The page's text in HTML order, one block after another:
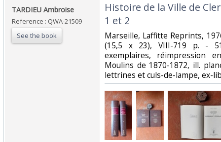
‎TARDIEU Ambroise ‎
Reference : QWA-21509
See the book
‎Histoire de la Ville de
1 et 2 ‎
‎Marseille, Laffitte Reprints,
(15,5 x 23), VIII-719 p. -
exemplaires, réimpression
Moulins de 1870-1872, ill.
lettrines et culs-de-lampe, ex-